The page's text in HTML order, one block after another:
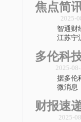
焦点简
2025-
智通财
江苏宁
多伦科
2025-
据多伦
微消息
财报速
2025-